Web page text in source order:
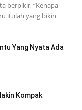
berpikir, “Kenapa
itulah yang bikin
Yang Nyata Ada
Kompak